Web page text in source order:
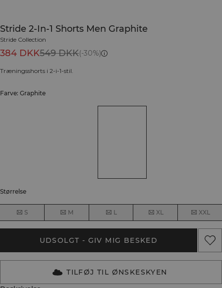
Stride 2-In-1 Shorts Men Graphite
Stride Collection
384 DKK549 DKK(-30%)
Træningsshorts i 2-i-1-stil.
Farve: Graphite
Størrelse
S M L XL XXL
UDSOLGT - GIV MIG BESKED
TILFØJ TIL ØNSKESKYEN